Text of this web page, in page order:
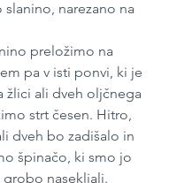
slanino, narezano na
preložimo na
pa v isti ponvi, ki je
žlici ali dveh oljčnega
strt česen. Hitro,
dveh bo zadišalo in
špinačo, ki smo jo
grobo nasekljali.